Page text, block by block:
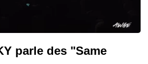
parle des "Same